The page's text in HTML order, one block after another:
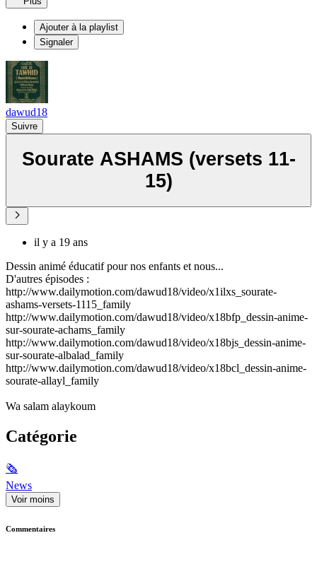
Ajouter à la playlist
Signaler
dawud18
Suivre
Sourate ASHAMS (versets 11-
15)
il y a 19 ans
Dessin animé éducatif pour nos enfants et nous...
D'autres épisodes :
http://www.dailymotion.com/dawud18/video/x1ilxs_sourate-
ashams-versets-1115_family
http://www.dailymotion.com/dawud18/video/x18bfp_dessin-anime-
sur-sourate-achams_family
http://www.dailymotion.com/dawud18/video/x18bjs_dessin-anime-
sur-sourate-albalad_family
http://www.dailymotion.com/dawud18/video/x18bcl_dessin-anime-
sourate-allayl_family
Wa salam alaykoum
Catégorie
🗞
News
Voir moins
Commentaires